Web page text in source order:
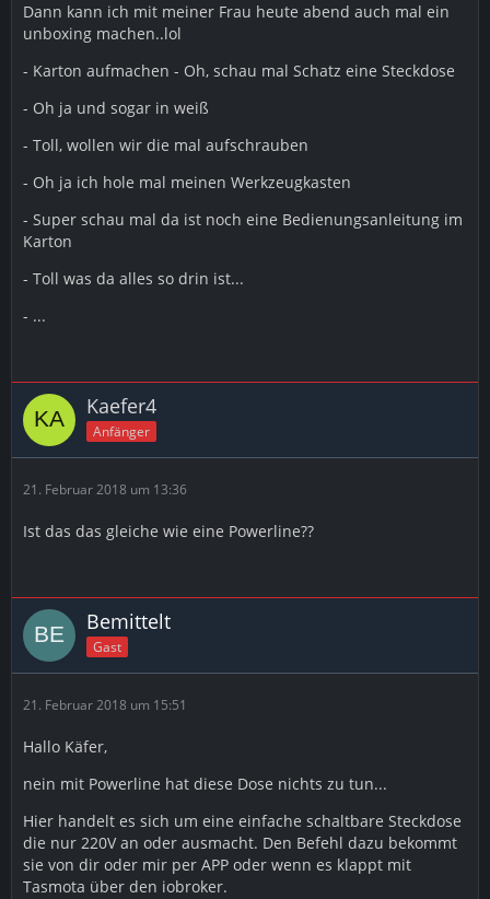
Dann kann ich mit meiner Frau heute abend auch mal ein
unboxing machen..lol
- Karton aufmachen - Oh, schau mal Schatz eine Steckdose
- Oh ja und sogar in weiß
- Toll, wollen wir die mal aufschrauben
- Oh ja ich hole mal meinen Werkzeugkasten
- Super schau mal da ist noch eine Bedienungsanleitung im
Karton
- Toll was da alles so drin ist...
- ...
Kaefer4
Anfänger
21. Februar 2018 um 13:36
Ist das das gleiche wie eine Powerline??
Bemittelt
Gast
21. Februar 2018 um 15:51
Hallo Käfer,
nein mit Powerline hat diese Dose nichts zu tun...
Hier handelt es sich um eine einfache schaltbare Steckdose
die nur 220V an oder ausmacht. Den Befehl dazu bekommt
sie von dir oder mir per APP oder wenn es klappt mit
Tasmota über den iobroker.